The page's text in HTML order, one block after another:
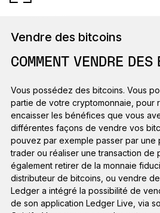
Ledger Stax
Premium sous toutes ses
Ledger Flex
Le nouveau standard
Ledger Nano Gen5
Vendre des bitcoins
COMMENT VENDRE
Vous possédez des bitcoins. Vous
partie de votre cryptomonnaie, pour
encaisser les bénéfices que vous
différentes façons de vendre vos
pouvez par exemple passer par une
trader ou réaliser une transaction de
également retirer de la monnaie
distributeur de bitcoins, ou vendre
Ledger a intégré la possibilité de
de son application Ledger Live, via